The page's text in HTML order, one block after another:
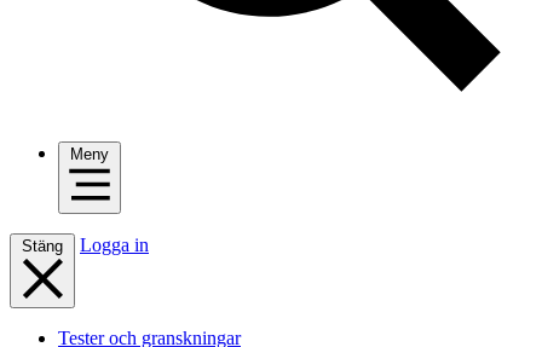
Meny
Stäng Logga in
Tester och granskningar